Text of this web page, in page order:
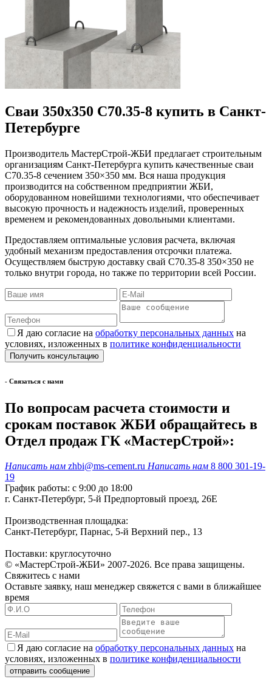
Сваи 350х350 С70.35-8 купить в Санкт-
Петербурге
Производитель МастерСтрой-ЖБИ предлагает строительным
организациям Санкт-Петербурга купить качественные сваи
С70.35-8 сечением 350×350 мм. Вся наша продукция
производится на собственном предприятии ЖБИ,
оборудованном новейшими технологиями, что обеспечивает
высокую прочность и надежность изделий, проверенных
временем и рекомендованных довольными клиентами.
Предоставляем оптимальные условия расчета, включая
удобный механизм предоставления отсрочки платежа.
Осуществляем быструю доставку свай С70.35-8 350×350 не
только внутри города, но также по территории всей России.
Я даю согласие на обработку персональных данных на
условиях, изложенных в политике конфиденциальности
- Cвязаться с нами
По вопросам расчета стоимости и
срокам поставок ЖБИ обращайтесь в
Отдел продаж ГК «МастерСтрой»:
Написать нам zhbi@ms-cement.ru Написать нам 8 800 301-19-
19
График работы: с 9:00 до 18:00
г. Санкт-Петербург, 5-й Предпортовый проезд, 26Е
Производственная площадка:
Санкт-Петербург, Парнас, 5-й Верхний пер., 13
Поставки: круглосуточно
© «МастерСтрой-ЖБИ» 2007-2026. Все права защищены.
Свяжитесь с нами
Оставьте заявку, наш менеджер свяжется с вами в ближайшее
время
Я даю согласие на обработку персональных данных на
условиях, изложенных в политике конфиденциальности